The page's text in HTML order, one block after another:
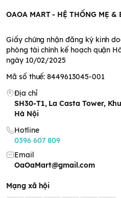
OAOA MART - HỆ THỐNG MẸ &
Giấy chứng nhận đăng ký kinh
phòng tài chính kế hoạch quận
ngày 10/02/2025
Mã số thuế: 8449613045-001
Địa chỉ
SH30-T1, La Casta Tower,
Hà Nội
Hotline
0396 607 809
Email
OaOaMart@gmail.com
Mạng xã hội